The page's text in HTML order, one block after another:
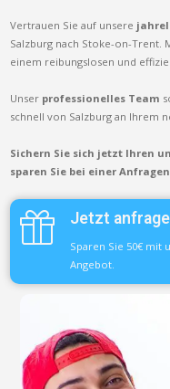
Vertrauen Sie auf unsere
Salzburg nach Stoke-on-Trent.
einem reibungslosen und
Unser professionelles Team
schnell von Salzburg an Ihrem
Sichern Sie sich jetzt Ihren
sparen Sie bei einer Anfragen
Jetzt
Sparen Sie 50€ mit
Angebot.